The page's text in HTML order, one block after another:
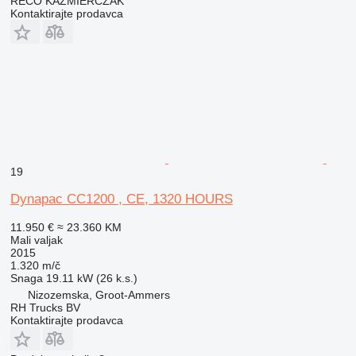
Kontaktirajte prodavca
19
Dynapac CC1200 , CE, 1320 HOURS
11.950 € ≈ 23.360 KM
Mali valjak
2015
1.320 m/č
Snaga 19.11 kW (26 k.s.)
Nizozemska, Groot-Ammers
RH Trucks BV
Kontaktirajte prodavca